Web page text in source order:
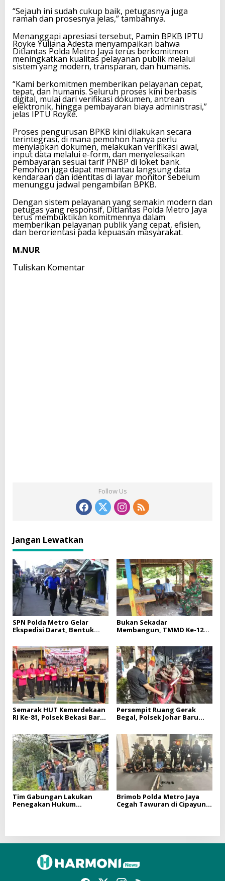
“Sejauh ini sudah cukup baik, petugasnya juga
ramah dan prosesnya jelas,” tambahnya.
Menanggapi apresiasi tersebut, Pamin BPKB IPTU
Royke Yuliana Adesta menyampaikan bahwa
Ditlantas Polda Metro Jaya terus berkomitmen
meningkatkan kualitas pelayanan publik melalui
sistem yang modern, transparan, dan humanis.
“Kami berkomitmen memberikan pelayanan cepat,
tepat, dan humanis. Seluruh proses kini berbasis
digital, mulai dari verifikasi dokumen, antrean
elektronik, hingga pembayaran biaya administrasi,”
jelas IPTU Royke.
Proses pengurusan BPKB kini dilakukan secara
terintegrasi, di mana pemohon hanya perlu
menyiapkan dokumen, melakukan verifikasi awal,
input data melalui e-form, dan menyelesaikan
pembayaran sesuai tarif PNBP di loket bank.
Pemohon juga dapat memantau langsung data
kendaraan dan identitas di layar monitor sebelum
menunggu jadwal pengambilan BPKB.
Dengan sistem pelayanan yang semakin modern dan
petugas yang responsif, Ditlantas Polda Metro Jaya
terus membuktikan komitmennya dalam
memberikan pelayanan publik yang cepat, efisien,
dan berorientasi pada kepuasan masyarakat.
M.NUR
Tuliskan Komentar
Follow Us
Jangan Lewatkan
SPN Polda Metro Gelar
Ekspedisi Darat, Bentuk
Humanis
Bukan Sekadar
Membangun, TMMD Ke-129
Warga Kampung Sesor
Semarak HUT Kemerdekaan
RI Ke-81, Polsek Bekasi Barat
Warga Kranji
Persempit Ruang Gerak
Begal, Polsek Johar Baru
Kondisi Dini Hari
Tim Gabungan Lakukan
Penegakan Hukum
Brimob Polda Metro Jaya
Cegah Tawuran di Cipayung,